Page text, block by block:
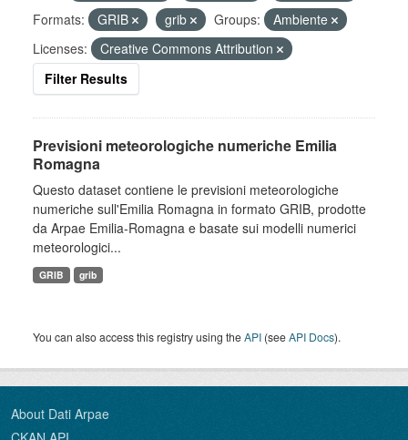
Formats:
GRIB grib Groups:
Ambiente
Licenses:
Creative Commons Attribution
Filter Results
Previsioni meteorologiche numeriche Emilia
Romagna
Questo dataset contiene le previsioni meteorologiche
numeriche sull'Emilia Romagna in formato GRIB, prodotte
da Arpae Emilia-Romagna e basate sui modelli numerici
meteorologici...
GRIB grib
You can also access this registry using theAPI (seeAPI Docs).
About Dati Arpae